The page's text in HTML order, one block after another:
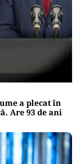
a plecat în
Are 93 de ani